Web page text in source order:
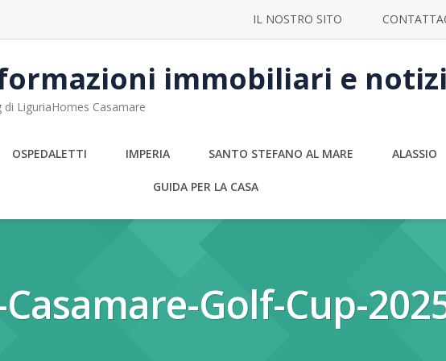
IL NOSTRO SITO
immobiliari e
di LiguriaHomes Casamare
OSPEDALETTI IMPERIA SANTO STEFANO AL MARE ALASSIO
GUIDA PER LA CASA
Golf-Cup-